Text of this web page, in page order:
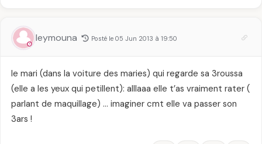
savoir
leymouna Posté le 05 Jun 2013 à 19:50
le mari (dans la voiture des maries) qui regarde sa 3roussa
(elle a les yeux qui petillent): alllaaa elle t’as vraiment rater (
parlant de maquillage) … imaginer cmt elle va passer son
3ars !